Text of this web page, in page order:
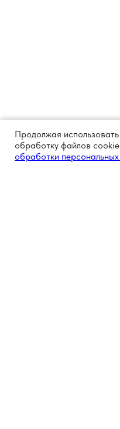
Продолжая
обработку файлов
обработки